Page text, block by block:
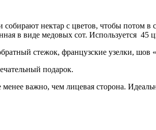
нектар с цветов, чтобы потом в
в виде медовых сот. Используется 45
стежок, французские узелки, шов
подарок.
важно, чем лицевая сторона.